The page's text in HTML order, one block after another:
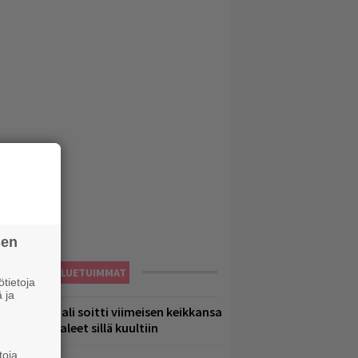
LUETUIMMAT
Eppu Normaali soitti viimeisen keikkansa
nämä kappaleet sillä kuultiin
ja